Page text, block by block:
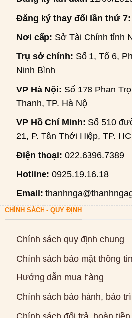
Đăng ký thay đổi lần thứ 7:
Nơi cấp: Sở Tài Chính tỉnh
Trụ sở chính: Số 1, Tổ 6,
Ninh Bình
VP Hà Nội: Số 178 Phan
Thanh, TP. Hà Nội
VP Hồ Chí Minh: Số 510
21, P. Tân Thới Hiệp, TP.
Điện thoại: 022.6396.7389
Hotline: 0925.19.16.18
Email:
CHÍNH SÁCH - QUY ĐỊNH
Chính sách quy định chung
Chính sách bảo mật thông tin
Hướng dẫn mua hàng
Chính sách bảo hành, bảo trì
Chính sách đổi trả, hoàn tiền